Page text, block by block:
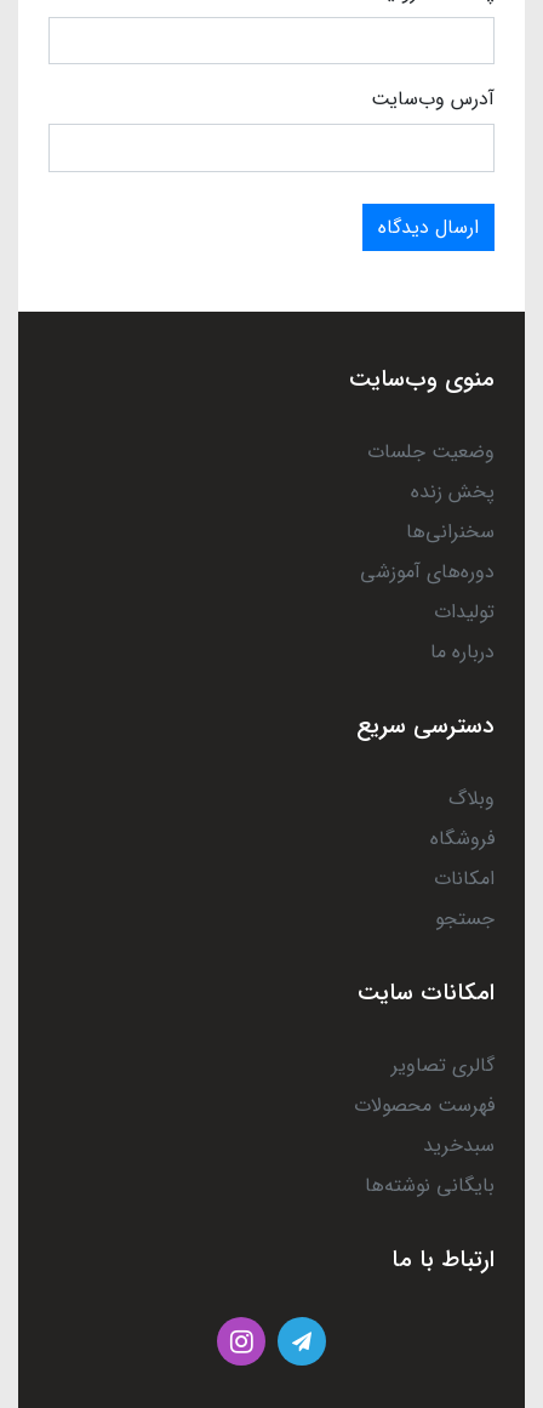
آدرس وب‌سایت
ارسال دیدگاه
منوی وب‌سایت
وضعیت جلسات
پخش زنده
سخنرانی‌ها
دوره‌های آموزشی
تولیدات
درباره ما
دسترسی سریع
وبلاگ
فروشگاه
امکانات
جستجو
امکانات سایت
گالری تصاویر
فهرست محصولات
سبدخرید
بایگانی نوشته‌ها
ارتباط با ما